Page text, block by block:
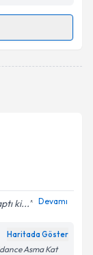
için bir
Aydınlatma
ki... Devamı
Haritada Göster
Asma Kat